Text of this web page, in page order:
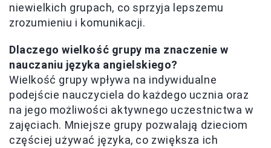
niewielkich grupach, co sprzyja lepszemu
zrozumieniu i komunikacji.
Dlaczego wielkość grupy ma znaczenie w
nauczaniu języka angielskiego?
Wielkość grupy wpływa na indywidualne
podejście nauczyciela do każdego ucznia oraz
na jego możliwości aktywnego uczestnictwa w
zajęciach. Mniejsze grupy pozwalają dzieciom
częściej używać języka, co zwiększa ich